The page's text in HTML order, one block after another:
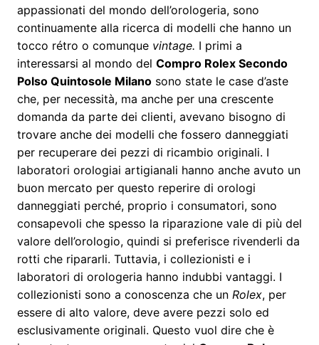
appassionati del mondo dell’orologeria, sono
continuamente alla ricerca di modelli che hanno un
tocco rétro o comunque vintage. I primi a
interessarsi al mondo del Compro Rolex Secondo
Polso Quintosole Milano sono state le case d’aste
che, per necessità, ma anche per una crescente
domanda da parte dei clienti, avevano bisogno di
trovare anche dei modelli che fossero danneggiati
per recuperare dei pezzi di ricambio originali. I
laboratori orologiai artigianali hanno anche avuto un
buon mercato per questo reperire di orologi
danneggiati perché, proprio i consumatori, sono
consapevoli che spesso la riparazione vale di più del
valore dell’orologio, quindi si preferisce rivenderli da
rotti che ripararli. Tuttavia, i collezionisti e i
laboratori di orologeria hanno indubbi vantaggi. I
collezionisti sono a conoscenza che un Rolex, per
essere di alto valore, deve avere pezzi solo ed
esclusivamente originali. Questo vuol dire che è